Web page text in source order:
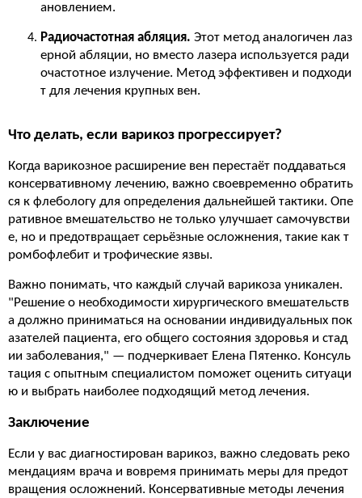
ановлением.
Радиочастотная абляция. Этот метод аналогичен лаз
ерной абляции, но вместо лазера используется ради
очастотное излучение. Метод эффективен и подходи
т для лечения крупных вен.
Что делать, если варикоз прогрессирует?
Когда варикозное расширение вен перестаёт поддаваться
консервативному лечению, важно своевременно обратить
ся к флебологу для определения дальнейшей тактики. Опе
ративное вмешательство не только улучшает самочувстви
е, но и предотвращает серьёзные осложнения, такие как т
ромбофлебит и трофические язвы.
Важно понимать, что каждый случай варикоза уникален.
"Решение о необходимости хирургического вмешательств
а должно приниматься на основании индивидуальных пок
азателей пациента, его общего состояния здоровья и стад
ии заболевания," — подчеркивает Елена Пятенко. Консуль
тация с опытным специалистом поможет оценить ситуаци
ю и выбрать наиболее подходящий метод лечения.
Заключение
Если у вас диагностирован варикоз, важно следовать реко
мендациям врача и вовремя принимать меры для предот
вращения осложнений. Консервативные методы лечения